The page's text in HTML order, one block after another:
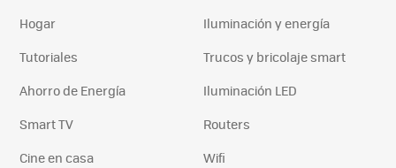
Hogar
Iluminación y energía
Tutoriales
Trucos y bricolaje smart
Ahorro de Energía
Iluminación LED
Smart TV
Routers
Cine en casa
Wifi